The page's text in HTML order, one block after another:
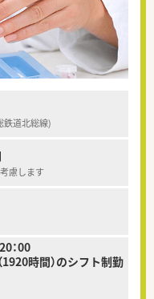
鉄道北総線)
慮します
：00
時間）のシフト制勤